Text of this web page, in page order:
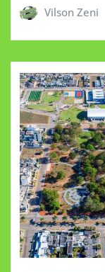
Vilson Zeni